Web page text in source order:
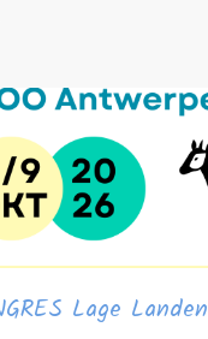
Lage Landen